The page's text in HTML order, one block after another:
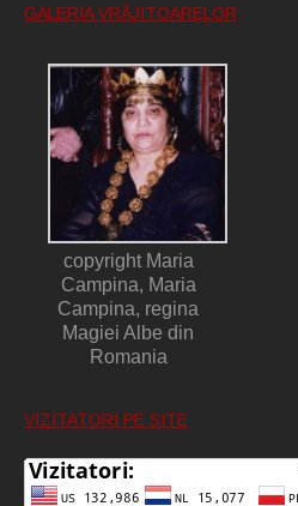
GALERIA VRĂJITOARELOR
copyright Maria
Campina, Maria
Campina, regina
Magiei Albe din
Romania
VIZITATORI PE SITE